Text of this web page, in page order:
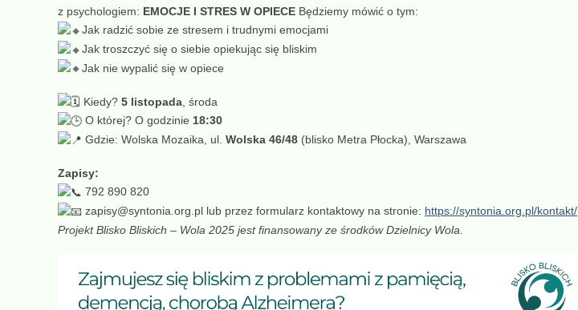
z psychologiem: EMOCJE I STRES W OPIECE Będziemy mówić o tym:
Jak radzić sobie ze stresem i trudnymi emocjami
Jak troszczyć się o siebie opiekując się bliskim
Jak nie wypalić się w opiece
Kiedy? 5 listopada , środa
O której? O godzinie 18:30
Gdzie: Wolska Mozaika, ul. Wolska 46/48 (blisko Metra Płocka), Warszawa
Zapisy:
792 890 820
zapisy@syntonia.org.pl lub przez formularz kontaktowy na stronie: https://syntonia.org.pl/kontakt/
Projekt Blisko Bliskich – Wola 2025 jest finansowany ze środków Dzielnicy Wola.